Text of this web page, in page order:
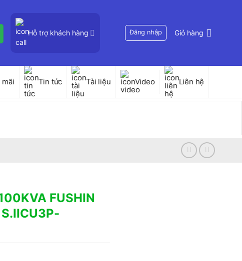
Hỗ trợ khách hàng Đăng nhập Giỏ hàng
mãi Tin tức Tài liệu Video Liên hệ
FUSHIN